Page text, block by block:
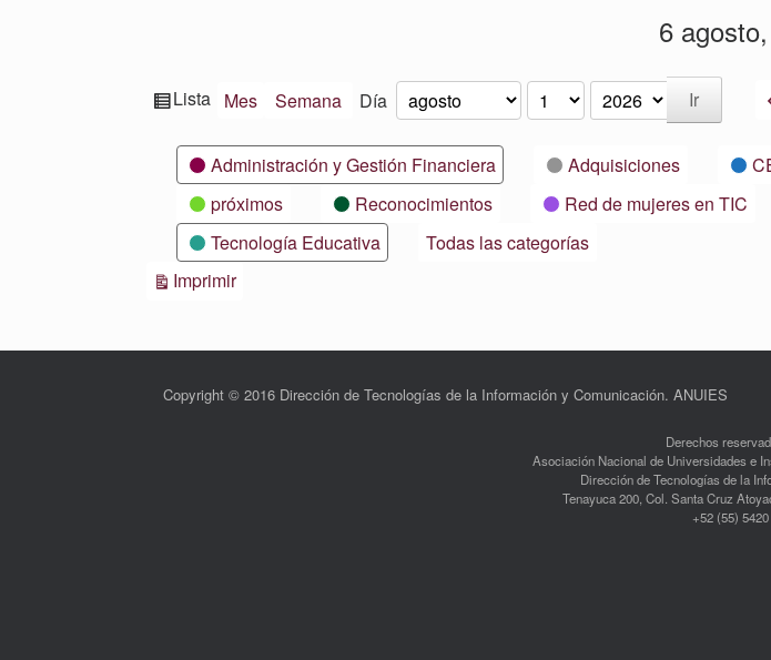
6
Ver
Lista Mes Semana Día Mes
Día
Año
CategoríasAdministración y Gestión Financiera Adquisiciones
próximos
Reconocimientos Red de mujeres en TIC
Tecnología Educativa
Todas las categorías
ImprimirVistas
Copyright © 2016 Dirección de Tecnologías de la Información y Comunicación. ANUIES
Derechos
Asociación Nacional de Universidades e
Dirección de Tecnologías de la
Tenayuca 200, Col. Santa Cruz
+52 (55)